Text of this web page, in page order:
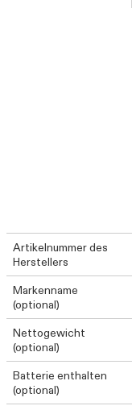
Artikelnummer des
Herstellers
Markenname
(optional)
Nettogewicht
(optional)
Batterie enthalten
(optional)